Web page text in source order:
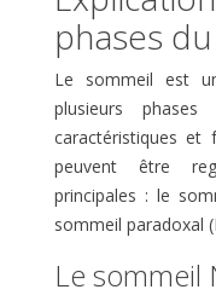
phases
Le sommeil est
plusieurs
caractéristiques et
peuvent être
principales : le
sommeil paradoxal
Le sommeil